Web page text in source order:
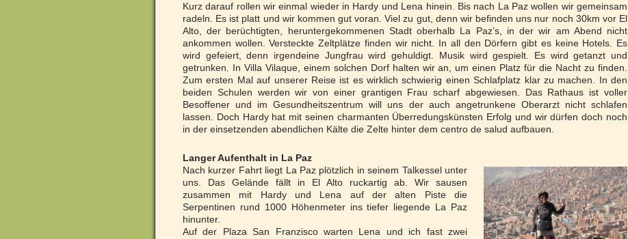
Kurz darauf rollen wir einmal wieder in Hardy und Lena hinein. Bis nach La Paz wollen wir gemeinsam
radeln. Es ist platt und wir kommen gut voran. Viel zu gut, denn wir befinden uns nur noch 30km vor El
Alto, der berüchtigten, heruntergekommenen Stadt oberhalb La Paz’s, in der wir am Abend nicht
ankommen wollen. Versteckte Zeltplätze finden wir nicht. In all den Dörfern gibt es keine Hotels. Es
wird gefeiert, denn irgendeine Jungfrau wird gehuldigt. Musik wird gespielt. Es wird getanzt und
getrunken. In Villa Vilaque, einem solchen Dorf halten wir an, um einen Platz für die Nacht zu finden.
Zum ersten Mal auf unserer Reise ist es wirklich schwierig einen Schlafplatz klar zu machen. In den
beiden Schulen werden wir von einer grantigen Frau scharf abgewiesen. Das Rathaus ist voller
Besoffener und im Gesundheitszentrum will uns der auch angetrunkene Oberarzt nicht schlafen
lassen. Doch Hardy hat mit seinen charmanten Überredungskünsten Erfolg und wir dürfen doch noch
in der einsetzenden abendlichen Kälte die Zelte hinter dem centro de salud aufbauen.
Langer Aufenthalt in La Paz
Nach kurzer Fahrt liegt La Paz plötzlich in seinem Talkessel unter
uns. Das Gelände fällt in El Alto ruckartig ab. Wir sausen
zusammen mit Hardy und Lena auf der alten Piste die
Serpentinen rund 1000 Höhenmeter ins tiefer liegende La Paz
hinunter.
Auf der Plaza San Franzisco warten Lena und ich fast zwei